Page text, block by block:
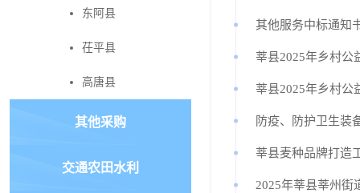
东阿县
茌平县
高唐县
其他采购
交通农田水利
其他服务中标通知
莘县2025年乡村公
莘县2025年乡村公
防疫、防护卫生装
莘县麦种品牌打造
2025年莘县莘州街